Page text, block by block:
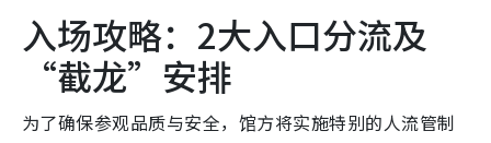
入场攻略：2大入口分流及
“截龙”安排
为了确保参观品质与安全，馆方将实施特别的人流管制